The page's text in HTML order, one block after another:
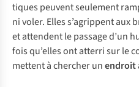
tiques peuvent seulement
ni voler. Elles s’agrippent aux
et attendent le passage d’un
fois qu’elles ont atterri sur le
mettent à chercher unendroit